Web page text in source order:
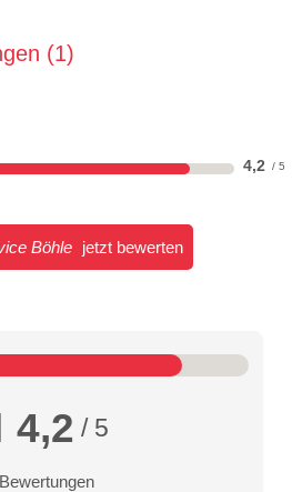
1
4,2
Böhle jetzt bewerten
4,2 / 5